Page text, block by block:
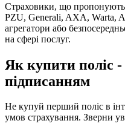
Страховики, що пропонують
PZU, Generali, AXA, Warta,
агрегатори або
на сфері послуг.
Як купити поліс
підписанням
Не купуй перший поліс в
умов страхування. Зверни